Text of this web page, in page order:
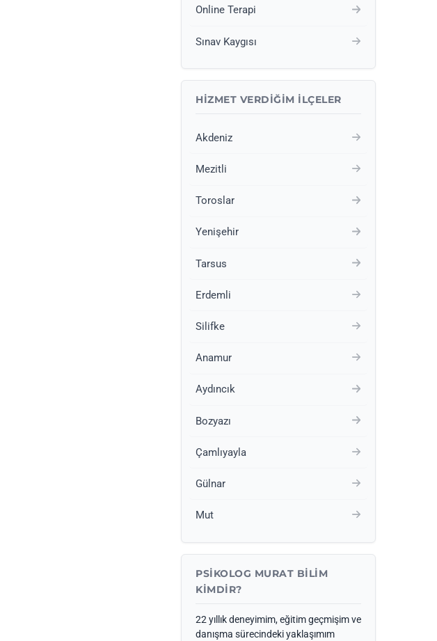
Online Terapi
Sınav Kaygısı
HIZMET VERDIĞIM İLÇELER
Akdeniz
Mezitli
Toroslar
Yenişehir
Tarsus
Erdemli
Silifke
Anamur
Aydıncık
Bozyazı
Çamlıyayla
Gülnar
Mut
PSIKOLOG MURAT BILIM
KIMDIR?
22 yıllık deneyimim, eğitim geçmişim ve
danışma sürecindeki yaklaşımım